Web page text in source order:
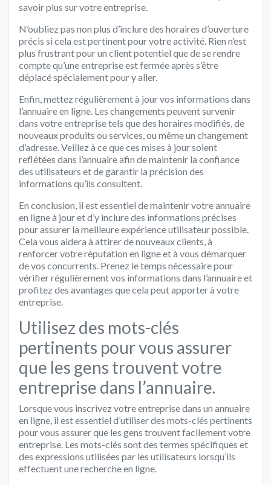
savoir plus sur votre entreprise.
N’oubliez pas non plus d’inclure des horaires d’ouverture
précis si cela est pertinent pour votre activité. Rien n’est
plus frustrant pour un client potentiel que de se rendre
compte qu’une entreprise est fermée après s’être
déplacé spécialement pour y aller.
Enfin, mettez régulièrement à jour vos informations dans
l’annuaire en ligne. Les changements peuvent survenir
dans votre entreprise tels que des horaires modifiés, de
nouveaux produits ou services, ou même un changement
d’adresse. Veillez à ce que ces mises à jour soient
reflétées dans l’annuaire afin de maintenir la confiance
des utilisateurs et de garantir la précision des
informations qu’ils consultent.
En conclusion, il est essentiel de maintenir votre annuaire
en ligne à jour et d’y inclure des informations précises
pour assurer la meilleure expérience utilisateur possible.
Cela vous aidera à attirer de nouveaux clients, à
renforcer votre réputation en ligne et à vous démarquer
de vos concurrents. Prenez le temps nécessaire pour
vérifier régulièrement vos informations dans l’annuaire et
profitez des avantages que cela peut apporter à votre
entreprise.
Utilisez des mots-clés
pertinents pour vous assurer
que les gens trouvent votre
entreprise dans l’annuaire.
Lorsque vous inscrivez votre entreprise dans un annuaire
en ligne, il est essentiel d’utiliser des mots-clés pertinents
pour vous assurer que les gens trouvent facilement votre
entreprise. Les mots-clés sont des termes spécifiques et
des expressions utilisées par les utilisateurs lorsqu’ils
effectuent une recherche en ligne.